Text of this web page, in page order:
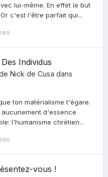
lui-même. En effet le but
c'est l'être parfait qui...
Individus
Nick de Cusa dans
ton matérialisme t'égare.
d'essence
l'humanisme chrétien...
vous !